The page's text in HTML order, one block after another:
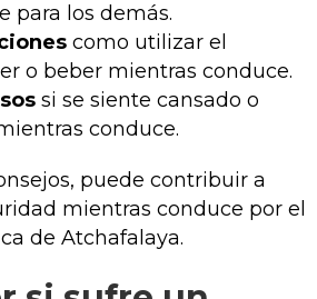
para los demás.
como utilizar el
o beber mientras conduce.
si se siente cansado o
conduce.
puede contribuir a
mientras conduce por el
de Atchafalaya.